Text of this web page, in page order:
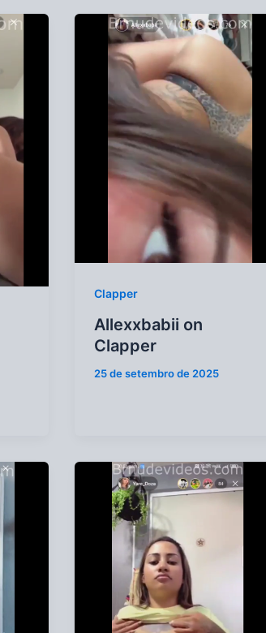
Clapper
Allexxbabii on
Clapper
25 de setembro de 2025